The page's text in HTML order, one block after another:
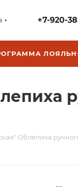
+7-920-
Облепиха